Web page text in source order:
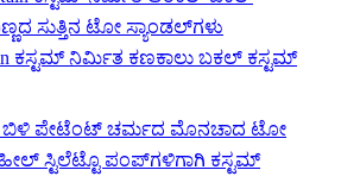
ಕಸ್ಟಮ್ ನಿರ್ಮಿತ ಕಣಕಾಲು ಬಕಲ್ ಕಸ್ಟಮ್